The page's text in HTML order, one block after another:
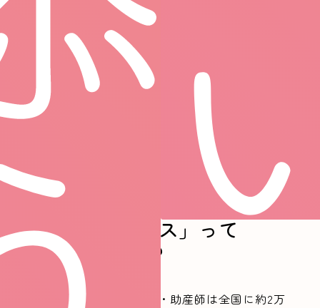
Works
「なでしこナース」って
どんなナース？
済生会で働く看護師・保健師・助産師は全国に約2万